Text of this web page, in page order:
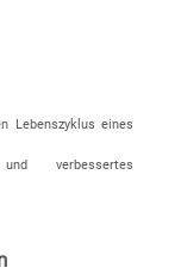
Lebenszyklus eines
verbessertes